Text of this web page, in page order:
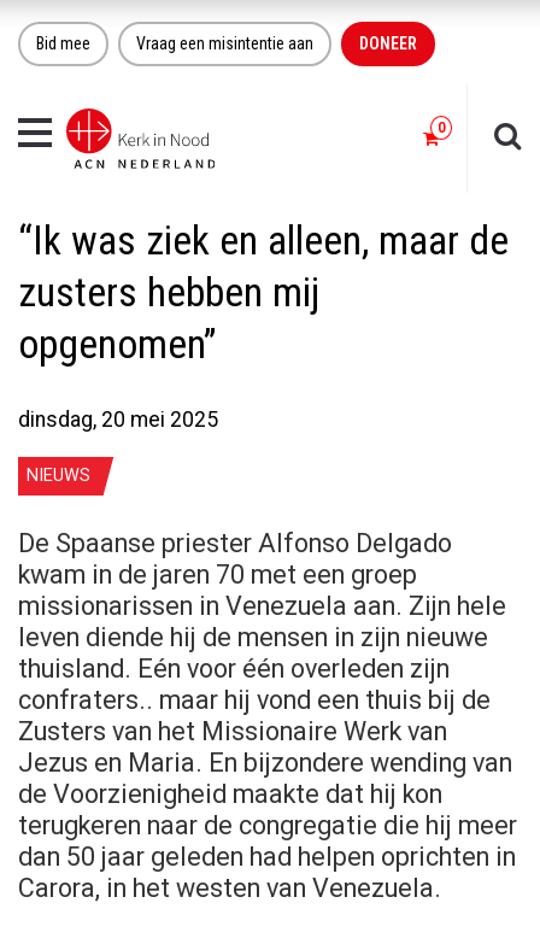
Bid mee Vraag een misintentie aan DONEER
Toggle
navigation
“Ik was ziek en alleen, maar de
zusters hebben mij
opgenomen”
dinsdag, 20 mei 2025
NIEUWS
De Spaanse priester Alfonso Delgado
kwam in de jaren 70 met een groep
missionarissen in Venezuela aan. Zijn hele
leven diende hij de mensen in zijn nieuwe
thuisland. Eén voor één overleden zijn
confraters.. maar hij vond een thuis bij de
Zusters van het Missionaire Werk van
Jezus en Maria. En bijzondere wending van
de Voorzienigheid maakte dat hij kon
terugkeren naar de congregatie die hij meer
dan 50 jaar geleden had helpen oprichten in
Carora, in het westen van Venezuela.